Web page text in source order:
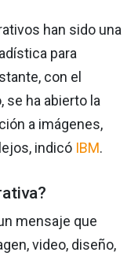
han sido una
para
con el
se ha abierto la
a imágenes,
indicó IBM.
mensaje que
video, diseño,